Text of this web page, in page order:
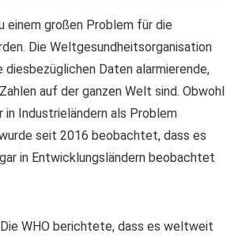
großen Problem für die
Die Weltgesundheitsorganisation
diesbezüglichen Daten alarmierende,
auf der ganzen Welt sind. Obwohl
Industrieländern als Problem
seit 2016 beobachtet, dass es
in Entwicklungsländern beobachtet
WHO berichtete, dass es weltweit